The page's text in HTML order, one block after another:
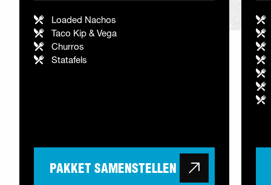
Loaded Nachos
Taco Kip & Vega
Churros
Statafels
PAKKET SAMENSTELLEN